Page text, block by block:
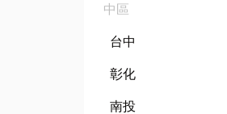
中區
台中
彰化
南投